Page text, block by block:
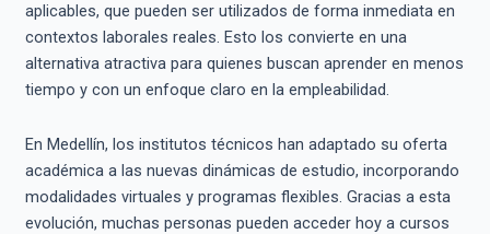
aplicables, que pueden ser utilizados de forma inmediata en
contextos laborales reales. Esto los convierte en una
alternativa atractiva para quienes buscan aprender en menos
tiempo y con un enfoque claro en la empleabilidad.
En Medellín, los institutos técnicos han adaptado su oferta
académica a las nuevas dinámicas de estudio, incorporando
modalidades virtuales y programas flexibles. Gracias a esta
evolución, muchas personas pueden acceder hoy a cursos